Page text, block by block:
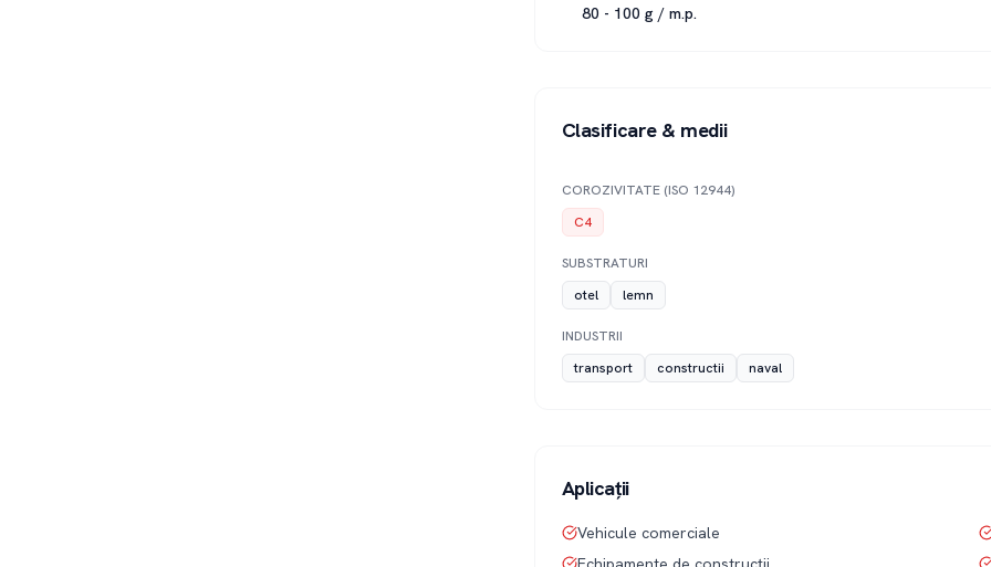
80 - 100 g / m.p.
Clasificare & medii
COROZIVITATE (ISO 12944)
C4
SUBSTRATURI
otel
lemn
INDUSTRII
transport
constructii naval
Aplicații
Vehicule comerciale